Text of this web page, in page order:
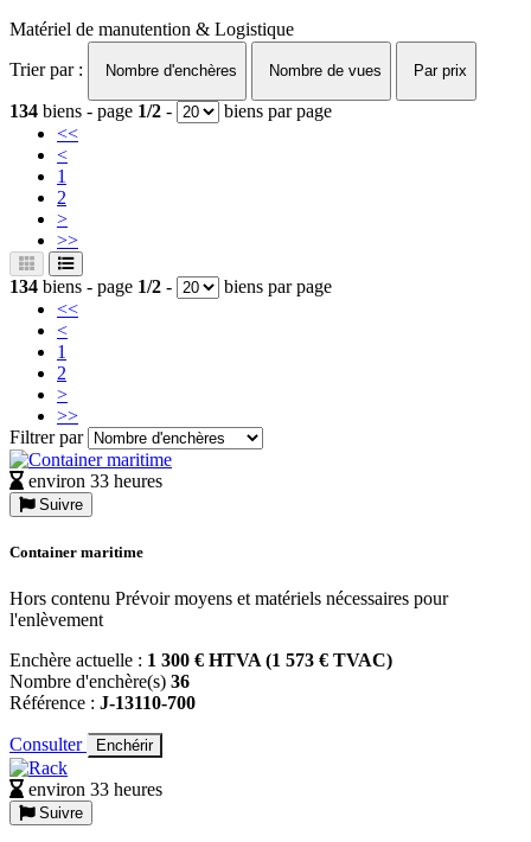
Matériel de manutention & Logistique
Trier par :
Nombre d'enchères Nombre de vues Par prix
134 biens - page 1/2 -
biens par page
<<
<
1
2
>
>>
134 biens - page 1/2 -
biens par page
<<
<
1
2
>
>>
Filtrer par
environ 33 heures
Suivre
Container maritime
Hors contenu Prévoir moyens et matériels nécessaires pour
l'enlèvement
Enchère actuelle : 1 300 € HTVA (1 573 € TVAC)
Nombre d'enchère(s) 36
Référence : J-13110-700
Consulter Enchérir
environ 33 heures
Suivre